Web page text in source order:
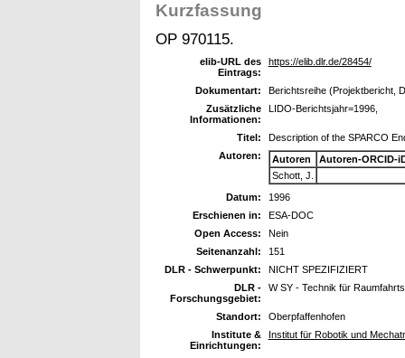
Kurzfassung
OP 970115.
elib-URL des
Eintrags:
https://elib.dlr.de/28454/
Dokumentart:
Berichtsreihe (Projektbericht,
Zusätzliche
Informationen:
LIDO-Berichtsjahr=1996,
Titel:
Description of the SPARCO
Autoren:
Autoren
Autoren-ORCID-
Schott, J.
Datum:
1996
Erschienen in:
ESA-DOC
Open Access:
Nein
Seitenanzahl:
151
DLR - Schwerpunkt:
NICHT SPEZIFIZIERT
DLR -
Forschungsgebiet:
W SY - Technik für
Standort:
Oberpfaffenhofen
Institute &
Einrichtungen:
Institut für Robotik und